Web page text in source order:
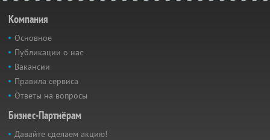
Компания
Основное
Публикации о нас
Вакансии
Правила сервиса
Ответы на вопросы
Бизнес-Партнёрам
Давайте сделаем акцию!